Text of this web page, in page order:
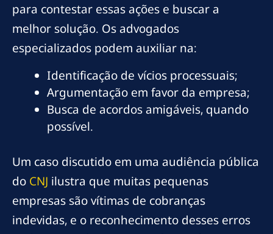
para contestar essas ações e buscar a
melhor solução. Os advogados
especializados podem auxiliar na:
Identificação de vícios processuais;
Argumentação em favor da empresa;
Busca de acordos amigáveis, quando
possível.
Um caso discutido em uma audiência pública
do CNJ ilustra que muitas pequenas
empresas são vítimas de cobranças
indevidas, e o reconhecimento desses erros